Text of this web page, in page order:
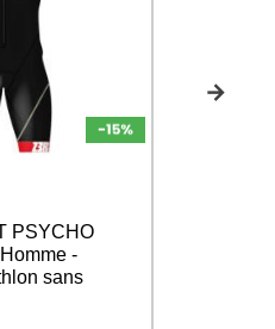
PSYCHO
-
sans